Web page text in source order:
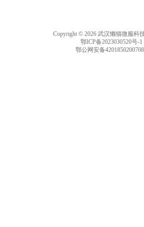
Copyright © 2026 武汉懒猫微服科
鄂ICP备2023030520号-1
鄂公网安备